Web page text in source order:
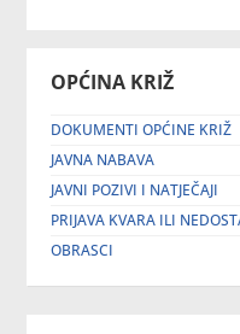
OPĆINA KRIŽ
DOKUMENTI OPĆINE KRIŽ
JAVNA NABAVA
JAVNI POZIVI I NATJEČAJI
PRIJAVA KVARA ILI
OBRASCI